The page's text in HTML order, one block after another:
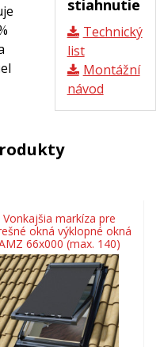
stiahnutie
Technický
list
Montážní
návod
Vonkajšia markíza pre
okná výklopné okná
66x000 (max. 140)